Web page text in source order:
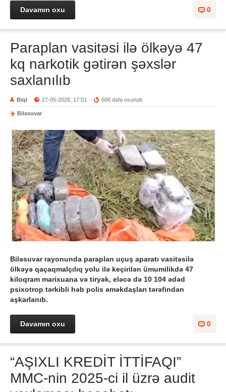
0
Davamın oxu
Paraplan vasitəsi ilə ölkəyə 47
kq narkotik gətirən şəxslər
saxlanılıb
Biql 27-05-2026, 17:01 606 dəfə oxunub
Biləsuvar
Biləsuvar rayonunda paraplan uçuş aparatı vasitəsilə
ölkəyə qaçaqmalçılıq yolu ilə keçirilən ümumilikdə 47
kiloqram marixuana və tiryək, eləcə də 10 104 ədəd
psixotrop tərkibli həb polis əməkdaşları tərəfindən
aşkarlanıb.
0
Davamın oxu
“AŞIXLI KREDİT İTTİFAQI”
MMC-nin 2025-ci il üzrə audit